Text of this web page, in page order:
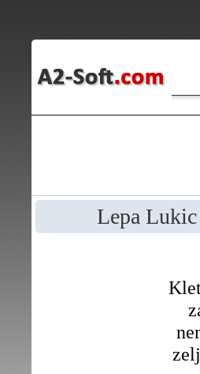
Lepa Lukic